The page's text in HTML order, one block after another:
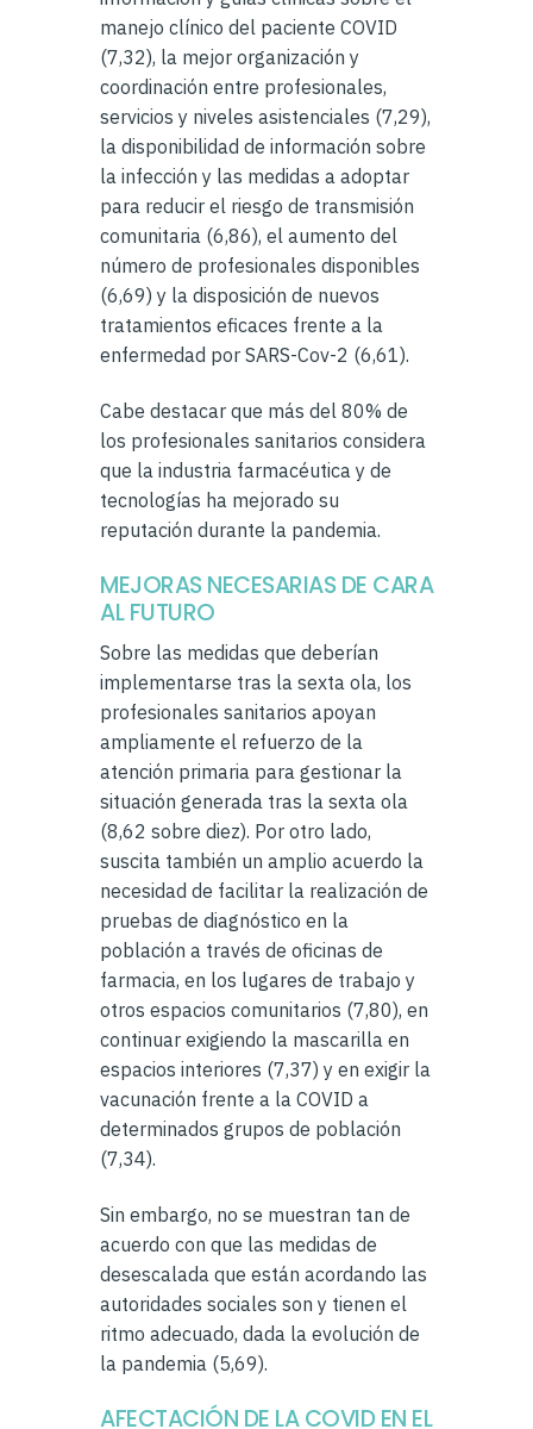
manejo clínico del paciente COVID
(7,32), la mejor organización y
coordinación entre profesionales,
servicios y niveles asistenciales (7,29),
la disponibilidad de información sobre
la infección y las medidas a adoptar
para reducir el riesgo de transmisión
comunitaria (6,86), el aumento del
número de profesionales disponibles
(6,69) y la disposición de nuevos
tratamientos eficaces frente a la
enfermedad por SARS-Cov-2 (6,61).
Cabe destacar que más del 80% de
los profesionales sanitarios considera
que la industria farmacéutica y de
tecnologías ha mejorado su
reputación durante la pandemia.
MEJORAS NECESARIAS DE CARA
AL FUTURO
Sobre las medidas que deberían
implementarse tras la sexta ola, los
profesionales sanitarios apoyan
ampliamente el refuerzo de la
atención primaria para gestionar la
situación generada tras la sexta ola
(8,62 sobre diez). Por otro lado,
suscita también un amplio acuerdo la
necesidad de facilitar la realización de
pruebas de diagnóstico en la
población a través de oficinas de
farmacia, en los lugares de trabajo y
otros espacios comunitarios (7,80), en
continuar exigiendo la mascarilla en
espacios interiores (7,37) y en exigir la
vacunación frente a la COVID a
determinados grupos de población
(7,34).
Sin embargo, no se muestran tan de
acuerdo con que las medidas de
desescalada que están acordando las
autoridades sociales son y tienen el
ritmo adecuado, dada la evolución de
la pandemia (5,69).
AFECTACIÓN DE LA COVID EN EL